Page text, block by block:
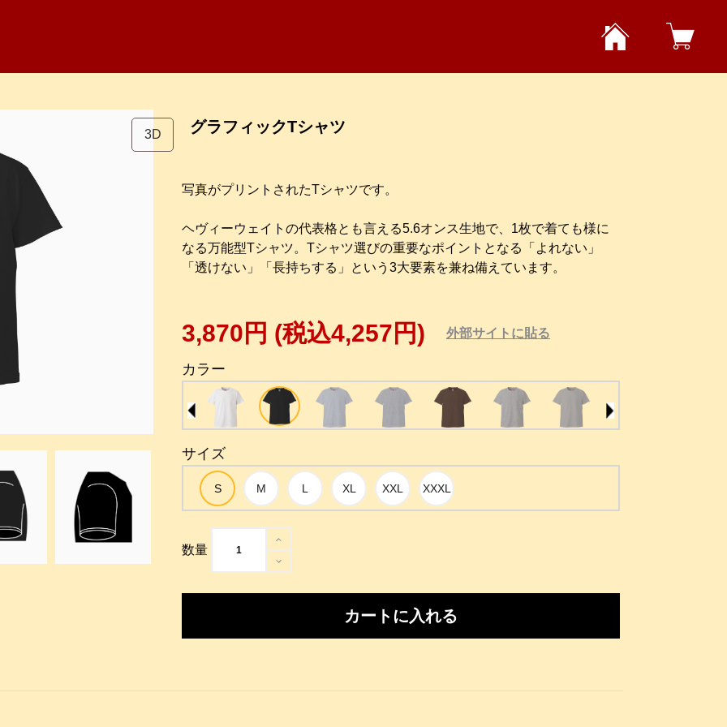
3D グラフィックTシャツ
写真がプリントされたTシャツです。
ヘヴィーウェイトの代表格とも言える5.6オンス生地で、1枚で着ても様に
なる万能型Tシャツ。Tシャツ選びの重要なポイントとなる「よれない」
「透けない」「長持ちする」という3大要素を兼ね備えています。
3,870円 (税込4,257円) 外部サイトに貼る
カラー
サイズ
数量
カートに入れる